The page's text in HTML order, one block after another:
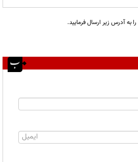
به آدرس زیر ارسال فرمایید.